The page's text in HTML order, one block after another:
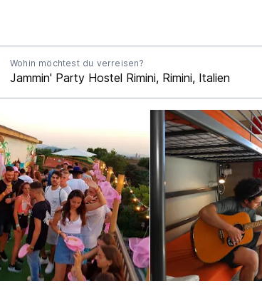
Wohin möchtest du verreisen?